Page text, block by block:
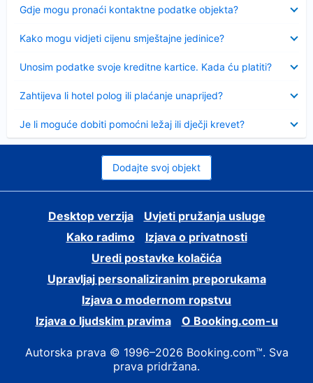
Gdje mogu pronaći kontaktne podatke objekta?
Kako mogu vidjeti cijenu smještajne jedinice?
Unosim podatke svoje kreditne kartice. Kada ću platiti?
Zahtijeva li hotel polog ili plaćanje unaprijed?
Je li moguće dobiti pomoćni ležaj ili dječji krevet?
Dodajte svoj objekt
Desktop verzija
Uvjeti pružanja usluge
Kako radimo
Izjava o privatnosti
Uredi postavke kolačića
Upravljaj personaliziranim preporukama
Izjava o modernom ropstvu
Izjava o ljudskim pravima
O Booking.com-u
Autorska prava © 1996–2026 Booking.com™. Sva
prava pridržana.